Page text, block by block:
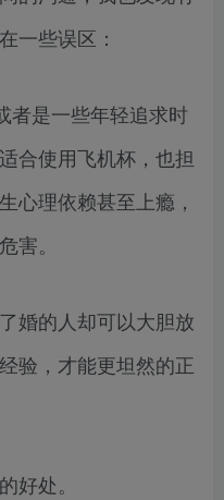
一些误区：
者是一些年轻追求时
合使用飞机杯，也担
心理依赖甚至上瘾，
害。
婚的人却可以大胆放
验，才能更坦然的正
好处。